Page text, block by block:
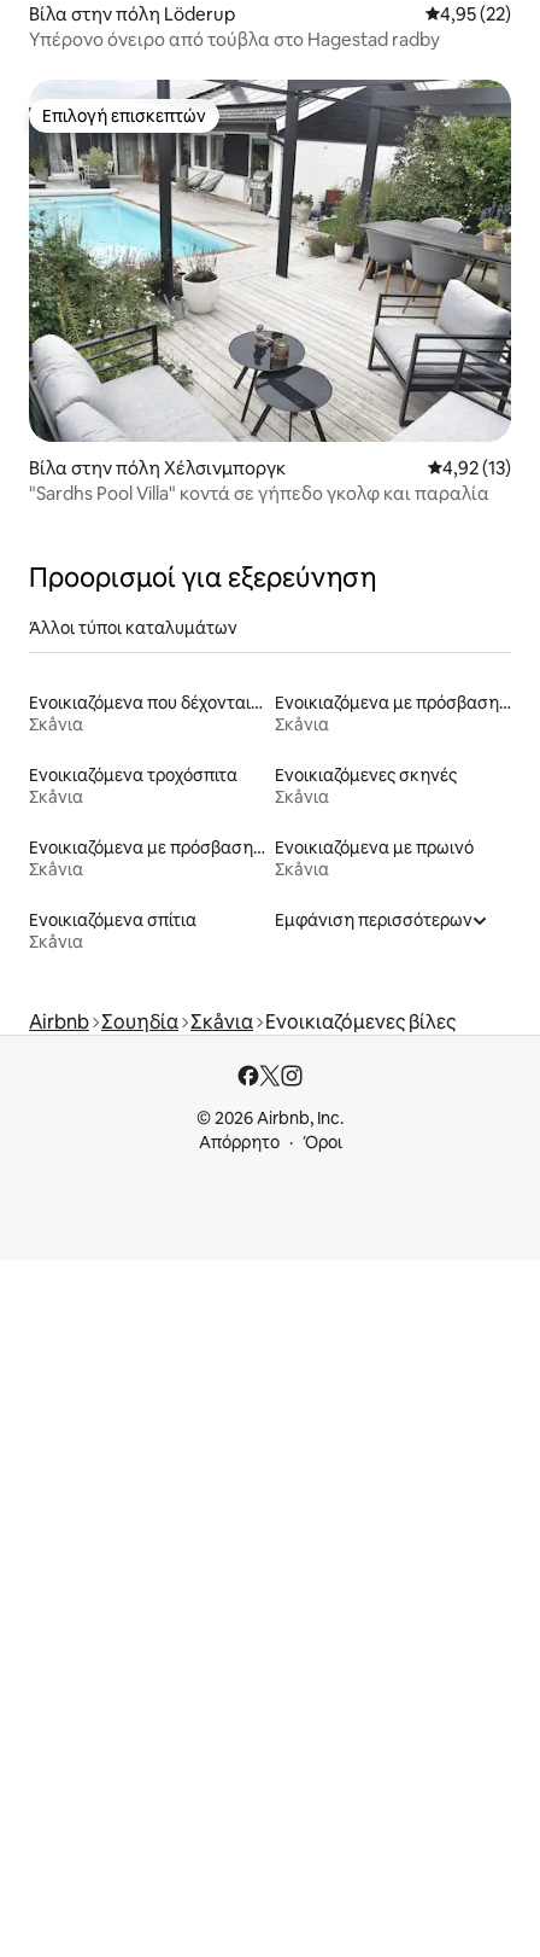
Βίλα στην πόλη Löderup Μέση
4,95 (22)
Υπέρονο όνειρο από τούβλα στο Hagestad radby
Επιλογή επισκεπτών
Επιλογή επισκεπτών
Βίλα στην πόλη Χέλσινμποργκ Μέση
4,92 (13)
"Sardhs Pool Villa" κοντά σε γήπεδο γκολφ και παραλία
Προορισμοί για εξερεύνηση
Άλλοι τύποι καταλυμάτων
Ενοικιαζόμενα που δέχονται κατοικίδια
Σκåνια
Ενοικιαζόμενα με πρόσβαση σε σκι
Σκåνια
Ενοικιαζόμενα τροχόσπιτα
Σκåνια
Ενοικιαζόμενες σκηνές
Σκåνια
Ενοικιαζόμενα με πρόσβαση σε παραλία
Σκåνια
Ενοικιαζόμενα με πρωινό
Σκåνια
Ενοικιαζόμενα σπίτια
Σκåνια
Εμφάνιση περισσότερων
Airbnb Σουηδία Σκåνια Ενοικιαζόμενες βίλες
© 2026 Airbnb, Inc.
Απόρρητο
Όροι